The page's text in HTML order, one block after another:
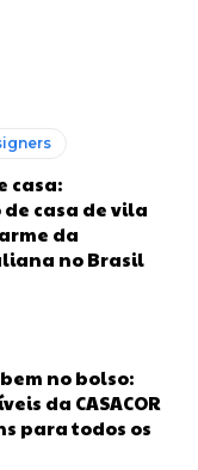
casa:
casa de vila
da
no Brasil
no bolso:
da CASACOR
para todos os